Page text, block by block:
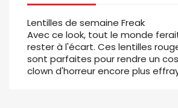
Lentilles de semaine Freak
Avec ce look, tout le monde
rester à l'écart. Ces lentilles
sont parfaites pour rendre un
clown d'horreur encore plus